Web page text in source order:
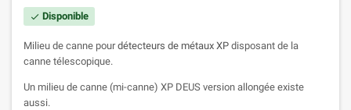
check Disponible
Milieu de canne pourdétecteurs de métaux XP disposant de la
canne télescopique.
Un milieu de canne (mi-canne) XP DEUS version allongée existe
aussi.